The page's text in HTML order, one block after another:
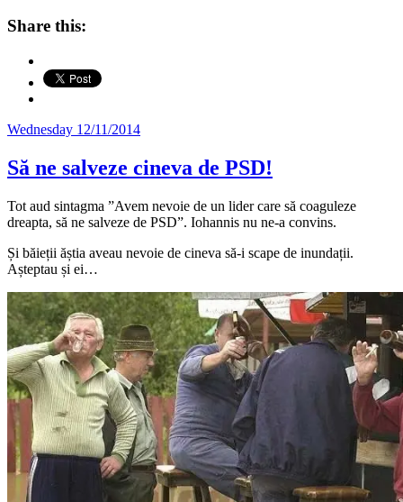
Share this:
Posted
Wednesday 12/11/2014
Să ne salveze cineva de PSD!
Tot aud sintagma ”Avem nevoie de un lider care să coaguleze
dreapta, să ne salveze de PSD”. Iohannis nu ne-a convins.
Și băieții ăștia aveau nevoie de cineva să-i scape de inundații.
Așteptau și ei…